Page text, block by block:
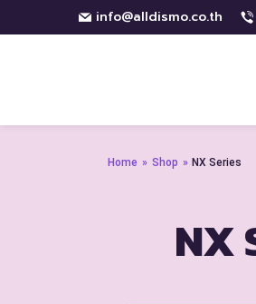
info@alldismo.co.th
Home » Shop » NX Series
NX